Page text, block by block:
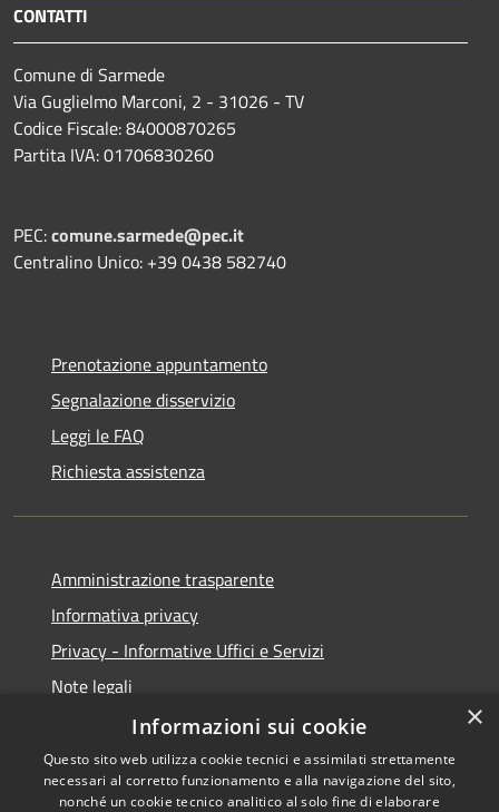
CONTATTI
Comune di Sarmede
Via Guglielmo Marconi, 2 - 31026 - TV
Codice Fiscale: 84000870265
Partita IVA: 01706830260
PEC:comune.sarmede@pec.it
Centralino Unico: +39 0438 582740
Prenotazione appuntamento
Segnalazione disservizio
Leggi le FAQ
Richiesta assistenza
Amministrazione trasparente
Informativa privacy
Privacy - Informative Uffici e Servizi
Note legali
Dichiarazione di accessibilità
×
Informazioni sui cookie
Questo sito web utilizza cookie tecnici e assimilati strettamente
necessari al corretto funzionamento e alla navigazione del sito,
nonché un cookie tecnico analitico al solo fine di elaborare